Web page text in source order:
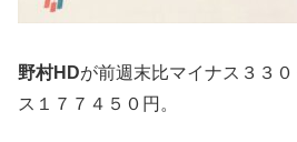
野村HDが前週末比マイナス３３
ス１７７４５０円。